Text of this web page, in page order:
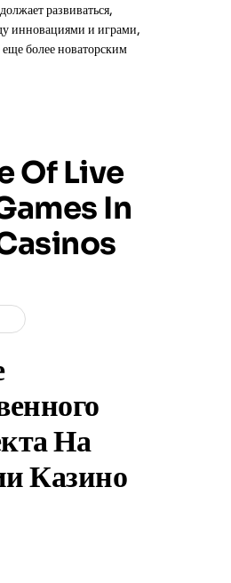
развиваться,
инновациями и играми,
более новаторским
Of Live
In
На
Казино